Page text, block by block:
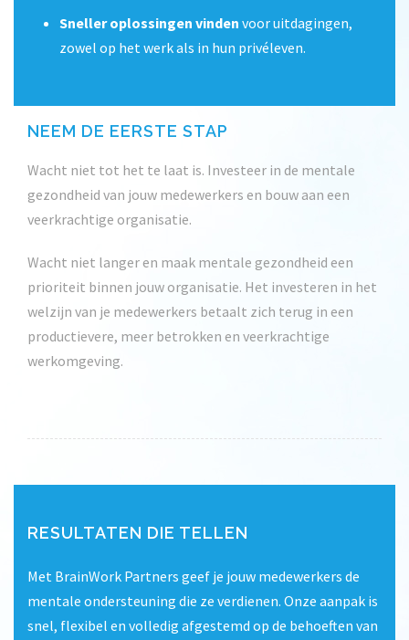
Sneller oplossingen vinden voor uitdagingen,
zowel op het werk als in hun privéleven.
NEEM DE EERSTE STAP
Wacht niet tot het te laat is. Investeer in de mentale
gezondheid van jouw medewerkers en bouw aan een
veerkrachtige organisatie.
Wacht niet langer en maak mentale gezondheid een
prioriteit binnen jouw organisatie. Het investeren in het
welzijn van je medewerkers betaalt zich terug in een
productievere, meer betrokken en veerkrachtige
werkomgeving.
RESULTATEN DIE TELLEN
Met BrainWork Partners geef je jouw medewerkers de
mentale ondersteuning die ze verdienen. Onze aanpak is
snel, flexibel en volledig afgestemd op de behoeften van